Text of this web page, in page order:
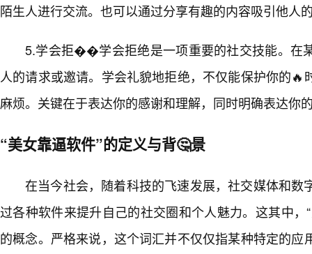
陌生人进行交流。也可以通过分享有趣的内容吸引他人
5.学会拒��学会拒绝是一项重要的社交技能。在
人的请求或邀请。学会礼貌地拒绝，不仅能保护你的🔥
麻烦。关键在于表达你的感谢和理解，同时明确表达你
“美女靠逼软件”的定义与背🤔景
在当今社会，随着科技的飞速发展，社交媒体和数
过各种软件来提升自己的社交圈和个人魅力。这其中，
的概念。严格来说，这个词汇并不仅仅指某种特定的应